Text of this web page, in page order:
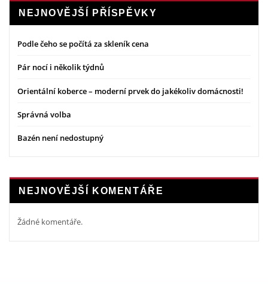
NEJNOVĚJŠÍ PŘÍSPĚVKY
Podle čeho se počítá za skleník cena
Pár nocí i několik týdnů
Orientální koberce – moderní prvek do jakékoliv domácnosti!
Správná volba
Bazén není nedostupný
NEJNOVĚJŠÍ KOMENTÁŘE
Žádné komentáře.